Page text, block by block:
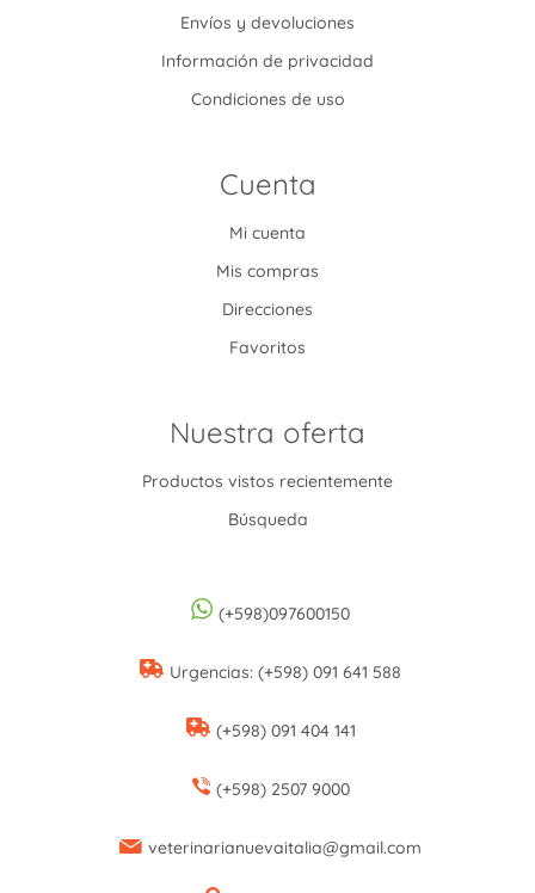
Envíos y devoluciones
Información de privacidad
Condiciones de uso
Cuenta
Mi cuenta
Mis compras
Direcciones
Favoritos
Nuestra oferta
Productos vistos recientemente
Búsqueda
(+598)097600150
Urgencias: (+598) 091 641 588
(+598) 091 404 141
(+598) 2507 9000
veterinarianuevaitalia@gmail.com